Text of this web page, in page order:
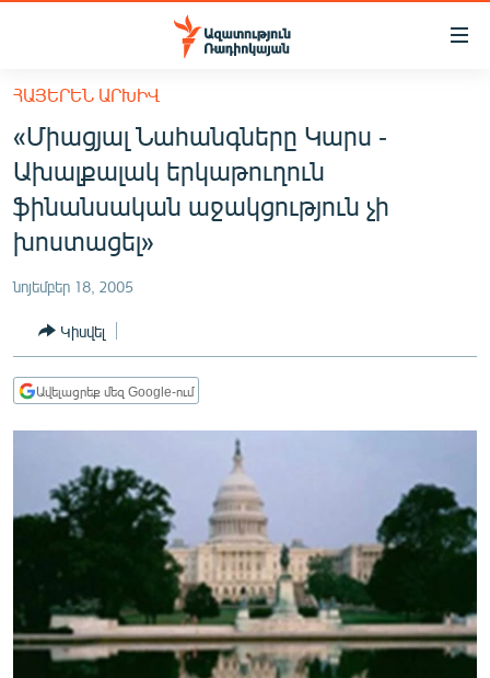
Մատչելիության
հիմնական
բովանդակությանը
Անցնել
հիմնական
մենյուին
Որոնում
ՀԱՅԱՍՏԱՆ
ՔԱՂԱՔԱԿԱՆ
ԸՆՏՐՈՒԹՅՈՒՆՆԵՐ 2026
ՏՆՏԵՍՈՒԹՅՈՒՆ
ՂԱՐԱԲԱՂ
ՊԱՏԵՐԱԶՄԻ 6 ՇԱԲԱԹՆԵՐԸ
ՏԱՐԱԾԱՇՐՋԱՆ
ՄԻՋԱԶԳԱՅԻՆ
ՄԵԿՆԱԲԱՆՈՒԹՅՈՒՆ
ՏՏ ԵՒ ԻՆՏԵՐՆԵՏ
ՀԱՅԵՐԵՆ ԱՐԽԻՎ
«Միացյալ Նահանգները Կարս -
Ախալքալակ երկաթուղուն
ֆինանսական աջակցություն չի
խոստացել»
նոյեմբեր 18, 2005
Կիսվել
Ավելացրեք մեզ Google-ում